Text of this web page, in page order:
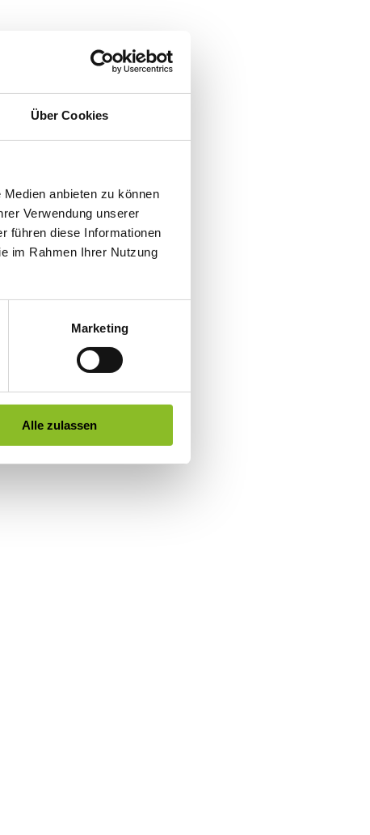
Über Cookies
anbieten zu können
Verwendung unserer
führen diese Informationen
im Rahmen Ihrer Nutzung
Marketing
Alle zulassen